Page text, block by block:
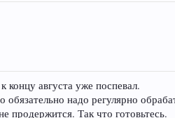
августа уже поспевал.
надо регулярно
продержится. Так что готовьтесь.